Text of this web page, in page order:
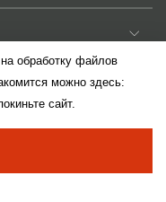
офертой до момента
обработку файлов
можно здесь:
сайт.